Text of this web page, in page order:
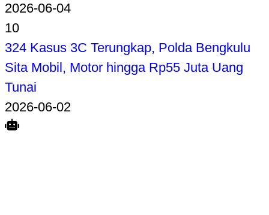
2026-06-04
10
324 Kasus 3C Terungkap, Polda Bengkulu
Sita Mobil, Motor hingga Rp55 Juta Uang
Tunai
2026-06-02